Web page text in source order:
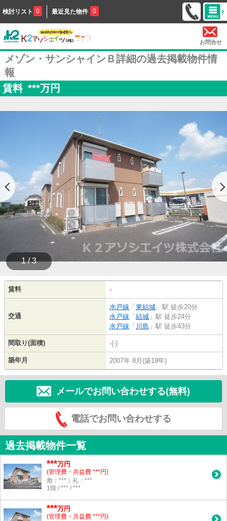
検討リスト 0 最近見た物件 0
お問合せ
メゾン・サンシャインＢ詳細の過去掲載物件情
報
賃料 ***万円
1 / 3
賃料 -
交通
水戸線 「 東結城 」駅 徒歩20分
水戸線 「 結城 」駅 徒歩24分
水戸線 「 川島 」駅 徒歩43分
間取り(面積) -(-)
築年月 2007年 8月(築19年)
メールでお問い合わせする(無料)
電話でお問い合わせする
過去掲載物件一覧
***万円
(管理費・共益費 ***円)
敷：***｜礼：***
1階 / *** / ***
***万円
(管理費・共益費 ***円)